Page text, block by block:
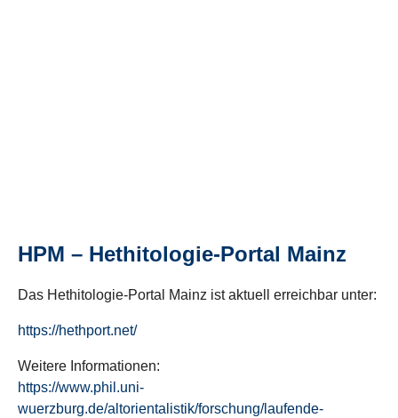
HPM – Hethitologie-Portal Mainz
Das Hethitologie-Portal Mainz ist aktuell erreichbar unter:
https://hethport.net/
Weitere Informationen:
https://www.phil.uni-
wuerzburg.de/altorientalistik/forschung/laufende-